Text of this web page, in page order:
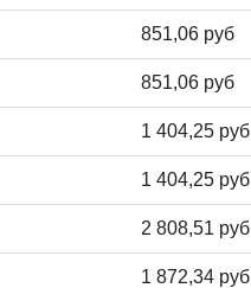
851,06 руб
851,06 руб
1 404,25 руб
1 404,25 руб
2 808,51 руб
1 872,34 руб